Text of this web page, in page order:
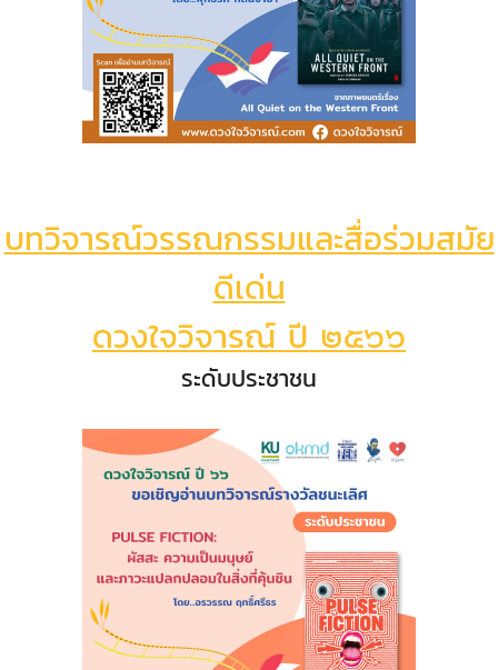
บทวิจารณ์วรรณกรรมและสื่อร่วมสมัย
ดีเด่น
ดวงใจวิจารณ์ ปี ๒๕๖๖
ระดับประชาชน